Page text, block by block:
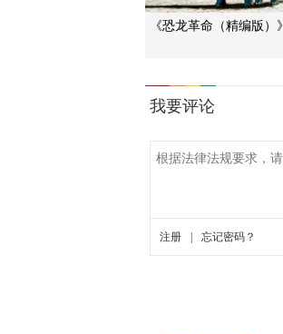
《恐龙革命（精编版）》